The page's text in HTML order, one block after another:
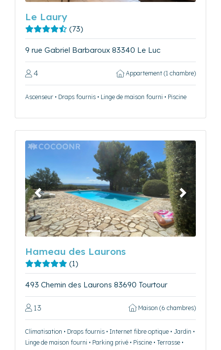
Le Laury
(73)
9 rue Gabriel Barbaroux 83340 Le Luc
4 Appartement (1 chambre)
Ascenseur • Draps fournis • Linge de maison fourni • Piscine
Précédent Suivant
Hameau des Laurons
(1)
493 Chemin des Laurons 83690 Tourtour
13 Maison (6 chambres)
Climatisation • Draps fournis • Internet fibre optique • Jardin •
Linge de maison fourni • Parking privé • Piscine • Terrasse •